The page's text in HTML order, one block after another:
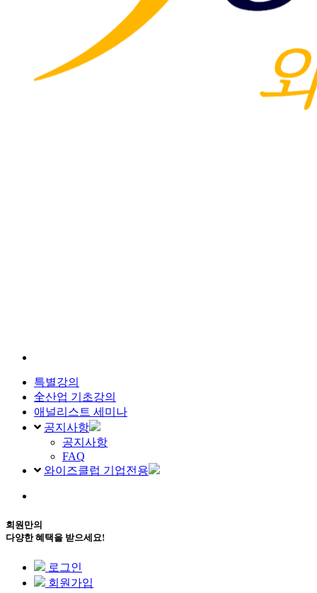
특별강의
全산업 기초강의
애널리스트 세미나
공지사항
공지사항
FAQ
와이즈클럽 기업전용
회원만의
다양한 혜택을 받으세요!
로그인
회원가입